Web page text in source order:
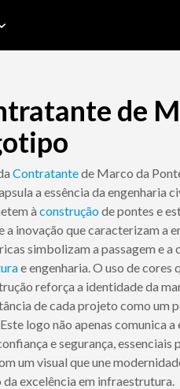
de
Contratantede Marco da
a essência da engenharia
à construçãode pontes e
a inovação que caracterizam a
simbolizam a passagem e
e engenharia. O uso de
reforça a identidade da
de cada projeto como um
logo não apenas comunica
e segurança,
um visual que une
excelência em infraestrutura.